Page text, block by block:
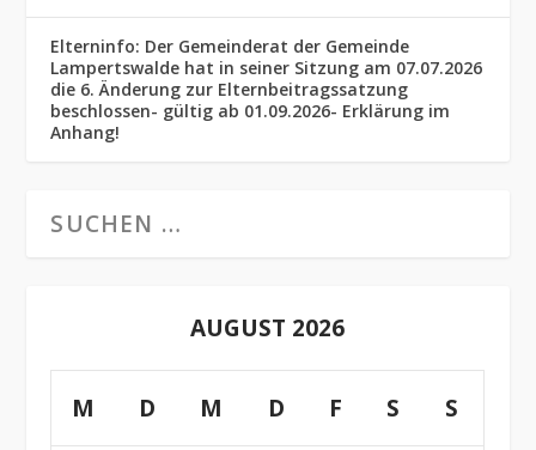
Elterninfo: Der Gemeinderat der Gemeinde
Lampertswalde hat in seiner Sitzung am 07.07.2026
die 6. Änderung zur Elternbeitragssatzung
beschlossen- gültig ab 01.09.2026- Erklärung im
Anhang!
AUGUST 2026
M D M D F S S